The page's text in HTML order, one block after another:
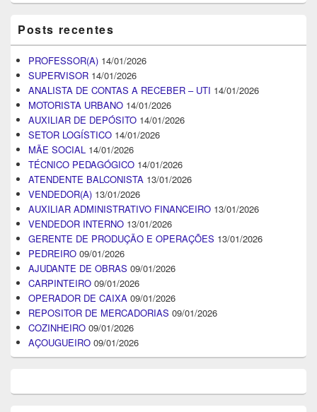
Posts recentes
PROFESSOR(A) 14/01/2026
SUPERVISOR 14/01/2026
ANALISTA DE CONTAS A RECEBER – UTI 14/01/2026
MOTORISTA URBANO 14/01/2026
AUXILIAR DE DEPÓSITO 14/01/2026
SETOR LOGÍSTICO 14/01/2026
MÃE SOCIAL 14/01/2026
TÉCNICO PEDAGÓGICO 14/01/2026
ATENDENTE BALCONISTA 13/01/2026
VENDEDOR(A) 13/01/2026
AUXILIAR ADMINISTRATIVO FINANCEIRO 13/01/2026
VENDEDOR INTERNO 13/01/2026
GERENTE DE PRODUÇÃO E OPERAÇÕES 13/01/2026
PEDREIRO 09/01/2026
AJUDANTE DE OBRAS 09/01/2026
CARPINTEIRO 09/01/2026
OPERADOR DE CAIXA 09/01/2026
REPOSITOR DE MERCADORIAS 09/01/2026
COZINHEIRO 09/01/2026
AÇOUGUEIRO 09/01/2026